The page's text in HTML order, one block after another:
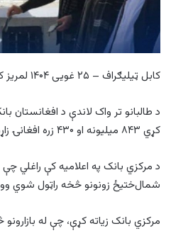
کابل ټیلیګراف – ۲۵ غویی ۱۴۰۴ لمریز کال
د طالبانو تر واک لاندې د افغانستان
کړي ۸۴۳ میلیونه او ۴۳۰ زره افغانۍ زاړه بانک نوټونه نن وسوزول.
د مرکزي بانک په اعلامیه کې راغلي
شمال‌ختیځ زونونو څخه راټول شوي
مرکزي بانک زیاته کړې، چې له بازارونو